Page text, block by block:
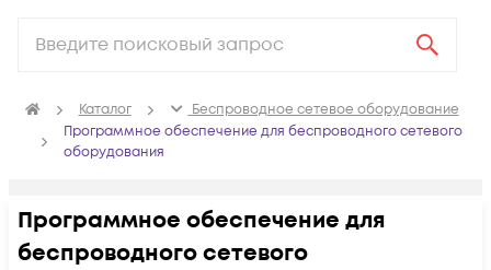
Каталог
Беспроводное сетевое оборудование
Программное обеспечение для беспроводного сетевого
оборудования
Программное обеспечение для
беспроводного сетевого